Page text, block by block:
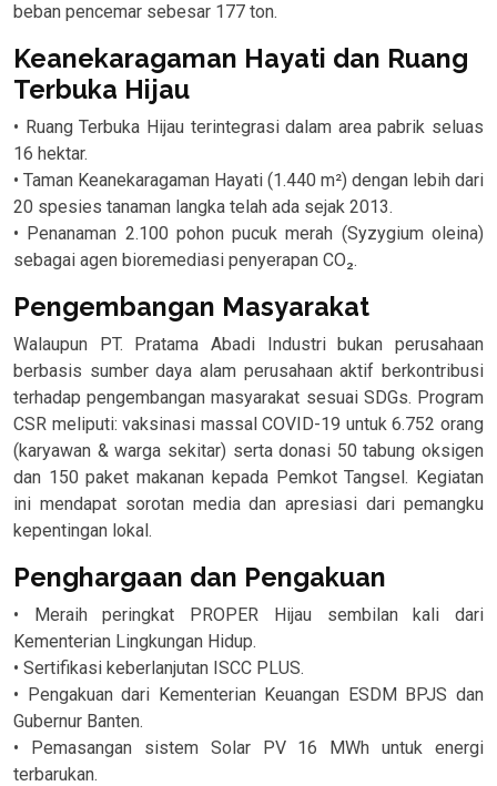
beban pencemar sebesar 177 ton.
Keanekaragaman Hayati dan Ruang
Terbuka Hijau
• Ruang Terbuka Hijau terintegrasi dalam area pabrik seluas
16 hektar.
• Taman Keanekaragaman Hayati (1.440 m²) dengan lebih dari
20 spesies tanaman langka telah ada sejak 2013.
• Penanaman 2.100 pohon pucuk merah (Syzygium oleina)
sebagai agen bioremediasi penyerapan CO₂.
Pengembangan Masyarakat
Walaupun PT. Pratama Abadi Industri bukan perusahaan
berbasis sumber daya alam perusahaan aktif berkontribusi
terhadap pengembangan masyarakat sesuai SDGs. Program
CSR meliputi: vaksinasi massal COVID-19 untuk 6.752 orang
(karyawan & warga sekitar) serta donasi 50 tabung oksigen
dan 150 paket makanan kepada Pemkot Tangsel. Kegiatan
ini mendapat sorotan media dan apresiasi dari pemangku
kepentingan lokal.
Penghargaan dan Pengakuan
• Meraih peringkat PROPER Hijau sembilan kali dari
Kementerian Lingkungan Hidup.
• Sertifikasi keberlanjutan ISCC PLUS.
• Pengakuan dari Kementerian Keuangan ESDM BPJS dan
Gubernur Banten.
• Pemasangan sistem Solar PV 16 MWh untuk energi
terbarukan.